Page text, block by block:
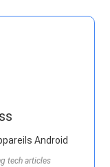
Android
tech articles